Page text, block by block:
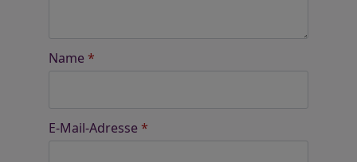
Name *
E-Mail-Adresse *